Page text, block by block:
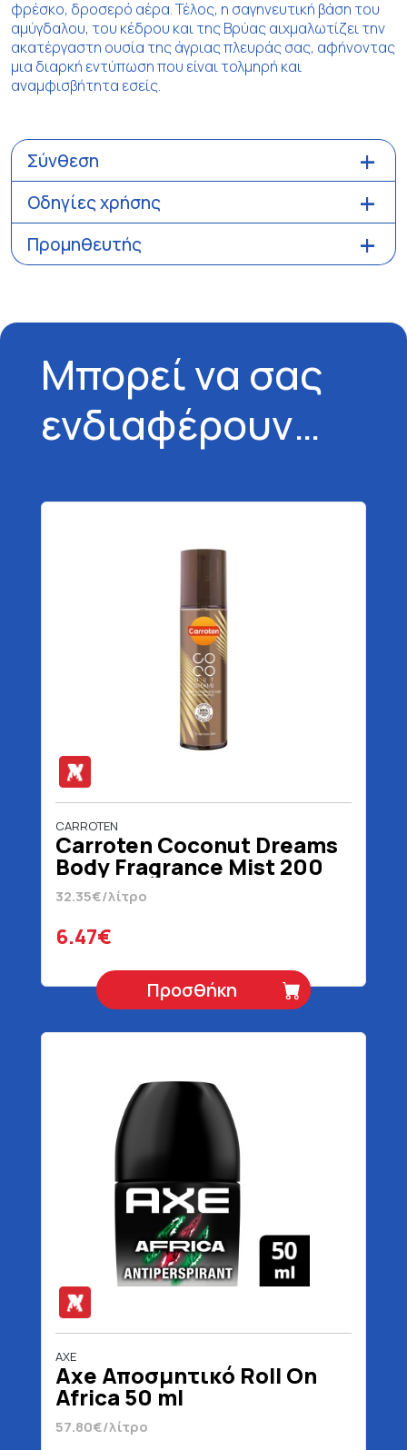
φρέσκο, δροσερό αέρα. Τέλος, η σαγηνευτική βάση του
αμύγδαλου, του κέδρου και της Βρύας αιχμαλωτίζει την
ακατέργαστη ουσία της άγριας πλευράς σας, αφήνοντας
μια διαρκή εντύπωση που είναι τολμηρή και
αναμφισβήτητα εσείς.
Σύνθεση
Οδηγίες χρήσης
Προμηθευτής
Μπορεί να σας
ενδιαφέρουν…
CARROTEN
Carroten Coconut Dreams
Body Fragrance Mist 200
ml
32.35€/λίτρο
6.47€
Προσθήκη
AXE
Axe Αποσμητικό Roll On
Africa 50 ml
57.80€/λίτρο